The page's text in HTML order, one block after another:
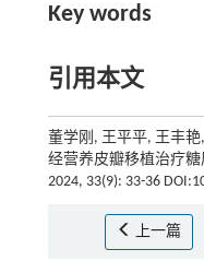
Key words
引用本文
董学刚, 王平平, 王丰
经营养皮瓣移植治疗糖
2024, 33(9): 33-36
上一篇